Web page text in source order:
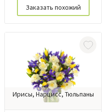
Заказать похожий
Ирисы, Нарцисс, Тюльпаны